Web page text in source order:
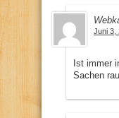
Juni 3,
Ist immer
Sachen